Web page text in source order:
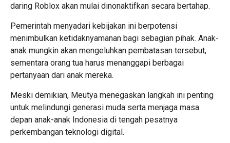
daring Roblox akan mulai dinonaktifkan secara bertahap.
Pemerintah menyadari kebijakan ini berpotensi
menimbulkan ketidaknyamanan bagi sebagian pihak. Anak-
anak mungkin akan mengeluhkan pembatasan tersebut,
sementara orang tua harus menanggapi berbagai
pertanyaan dari anak mereka.
Meski demikian, Meutya menegaskan langkah ini penting
untuk melindungi generasi muda serta menjaga masa
depan anak-anak Indonesia di tengah pesatnya
perkembangan teknologi digital.